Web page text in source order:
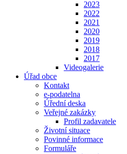
2023
2022
2021
2020
2019
2018
2017
Videogalerie
Úřad obce
Kontakt
e-podatelna
Úřední deska
Veřejné zakázky
Profil zadavatele
Životní situace
Povinné informace
Formuláře